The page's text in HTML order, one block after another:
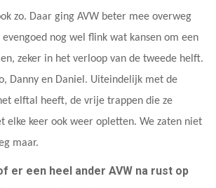
zo. Daar ging AVW beter mee overweg
nog wel flink wat kansen om een
zeker in het verloop van de tweede helft.
Danny en Daniel. Uiteindelijk met de
elftal heeft, de vrije trappen die ze
elke keer ook weer opletten. We zaten niet
maar.
er een heel ander AVW na rust op